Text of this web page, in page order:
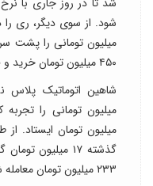
میلیون تومانی را پشت
۴۵۰ میلیون تومان خرید و فروش شود.
گذشته ۱۷ میلیون
۲۳۳ میلیون تومان معامله شود.